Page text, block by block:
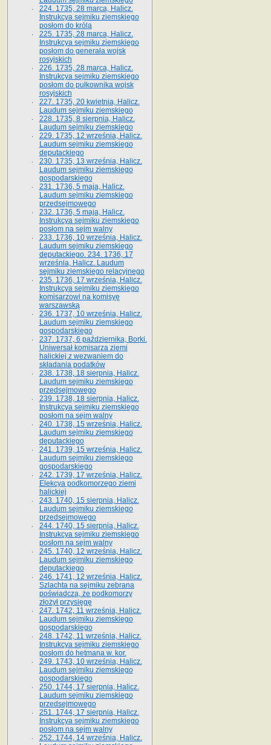
224. 1735, 28 marca, Halicz.
Instrukcya sejmiku ziemskiego
posłom do króla
225. 1735, 28 marca, Halicz.
Instrukcya sejmiku ziemskiego
posłom do generała wojsk
rosyjskich
226. 1735, 28 marca, Halicz.
Instrukcya sejmiku ziemskiego
posłom do pułkownika wojsk
rosyjskich
227. 1735, 20 kwietnia, Halicz.
Laudum sejmiku ziemskiego
228. 1735, 8 sierpnia, Halicz.
Laudum sejmiku ziemskiego
229. 1735, 12 września, Halicz.
Laudum sejmiku ziemskiego
deputackiego
230. 1735, 13 września, Halicz.
Laudum sejmiku ziemskiego
gospodarskiego
231. 1736, 5 maja, Halicz.
Laudum sejmiku ziemskiego
przedsejmowego
232. 1736, 5 maja, Halicz.
Instrukcya sejmiku ziemskiego
posłom na sejm walny
233. 1736, 10 września, Halicz.
Laudum sejmiku ziemskiego
deputackiego. 234. 1736, 17
września, Halicz. Laudum
sejmiku ziemskiego relacyjnego
235. 1736, 17 września, Halicz.
Instrukcya sejmiku ziemskiego
komisarzowi na komisyę
warszawską
236. 1737, 10 września, Halicz.
Laudum sejmiku ziemskiego
gospodarskiego
237. 1737, 6 października, Borki.
Uniwersał komisarza ziemi
halickiej z wezwaniem do
składania podatków
238. 1738, 18 sierpnia, Halicz.
Laudum sejmiku ziemskiego
przedsejmowego
239. 1738, 18 sierpnia, Halicz.
Instrukcya sejmiku ziemskiego
posłom na sejm walny
240. 1738, 15 września, Halicz.
Laudum sejmiku ziemskiego
deputackiego
241. 1739, 15 września, Halicz.
Laudum sejmiku ziemskiego
gospodarskiego
242. 1739, 17 września, Halicz.
Elekcya podkomorzego ziemi
halickiej
243. 1740, 15 sierpnia, Halicz.
Laudum sejmiku ziemskiego
przedsejmowego
244. 1740, 15 sierpnia, Halicz.
Instrukcya sejmiku ziemskiego
posłom na sejm walny
245. 1740, 12 września, Halicz.
Laudum sejmiku ziemskiego
deputackiego
246. 1741, 12 września, Halicz.
Szlachta na sejmiku zebrana
poświadcza, że podkomorzy
złożył przysięgę
247. 1742, 11 września, Halicz.
Laudum sejmiku ziemskiego
gospodarskiego
248. 1742, 11 września, Halicz.
Instrukcya sejmiku ziemskiego
posłom do hetmana w. kor.
249. 1743, 10 września, Halicz.
Laudum sejmiku ziemskiego
gospodarskiego
250. 1744, 17 sierpnia, Halicz.
Laudum sejmiku ziemskiego
przedsejmowego
251. 1744, 17 sierpnia, Halicz.
Instrukcya sejmiku ziemskiego
posłom na sejm walny
252. 1744, 14 września, Halicz.